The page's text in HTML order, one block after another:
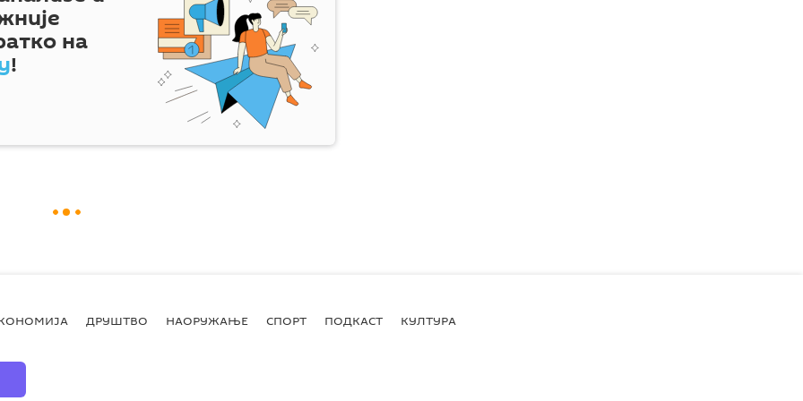
на
!
ДРУШТВО НАОРУЖАЊЕ СПОРТ ПОДКАСТ КУЛТУРА